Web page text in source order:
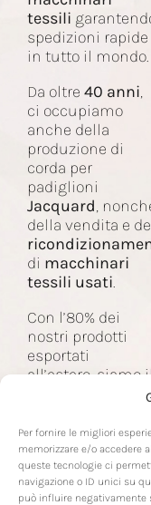
Per fornire le migliori
memorizzare e/o accedere
queste tecnologie ci
navigazione o ID unici su
può influire negativamente
tessili
spedizioni rapide
in tutto il mondo.
Da oltre 40 anni,
ci occupiamo
anche della
produzione di
corda per
padiglioni
Jacquard,
della vendita e
di macchinari
tessili usati.
Con l’80% dei
nostri prodotti
esportati
all’estero, siamo
settore tessile a
livello mondiale.
Azienda
Ricambi e accessori
Corda Jacquard
Macchinari
Contatti